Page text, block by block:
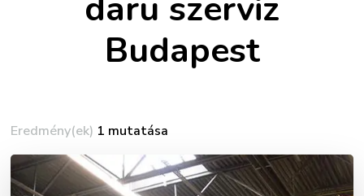
Budapest
Eredmény(ek) 1 mutatása